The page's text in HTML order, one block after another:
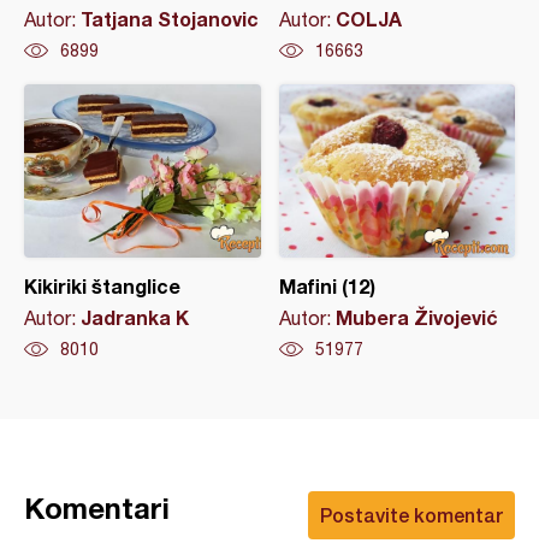
Autor: Tatjana Stojanovic
6899
Autor: COLJA
16663
Kikiriki štanglice
Autor: Jadranka K
8010
Mafini (12)
Autor: Mubera Živojević
51977
Postavite komentar
Komentari